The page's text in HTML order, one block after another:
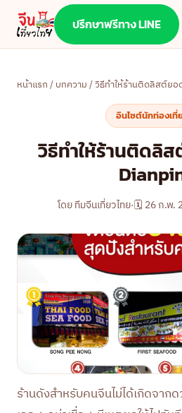
ปรึกษาฟรีทาง LINE
หน้าแรก/บทความ/ วิธีทำให้ร้านติดลิสต์ยอ
อินไซต์นักท่องเที่
วิธีทำให้ร้านติดลิ
โดย ทีมจีนเที่ยวไทย·🗓 26 ก.พ.
ร้านดังสำหรับคนจีนไม่ได้เกิดจาก